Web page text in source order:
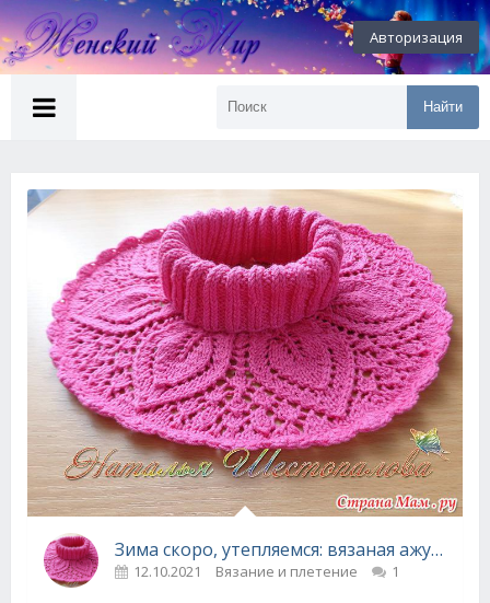
Авторизация
Найти
Зима скоро, утепляемся: вязаная ажурная манишка с описанием
12.10.2021 Вязание и плетение 1